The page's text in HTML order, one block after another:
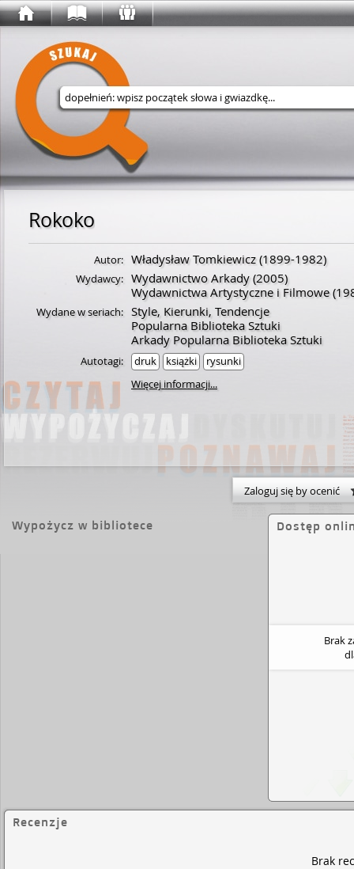
Wyszukaj w serwisie
Rokoko
Autor: Władysław Tomkiewicz(1899-1982)
Wydawcy: Wydawnictwo Arkady(2005)
Wydawnictwa Artystyczne i Filmowe
Wydane w seriach: Style, Kierunki, Tendencje
Popularna Biblioteka Sztuki
Arkady Popularna Biblioteka Sztuki
Autotagi: druk książki
rysunki
Więcej informacji...
Zaloguj się by ocenić
Wypożycz w bibliotece Dostęp
Brak
Recenzje
Brak